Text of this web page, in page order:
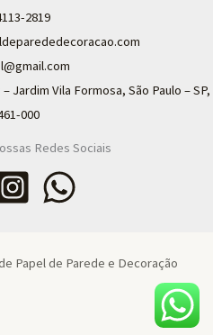
2819
Jardim Vila Formosa, São Paulo – SP,
000
Redes Sociais
Papel de Parede e Decoração